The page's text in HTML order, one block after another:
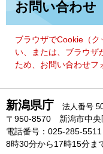
す。
て
お問い合わせ
ブラウザでCookie（
い、または、ブラウザ
ため、お問い合わせフ
新潟県庁 法人番号
〒950-8570 新潟市中央
電話番号：025-285-5511
8時30分から17時15分ま